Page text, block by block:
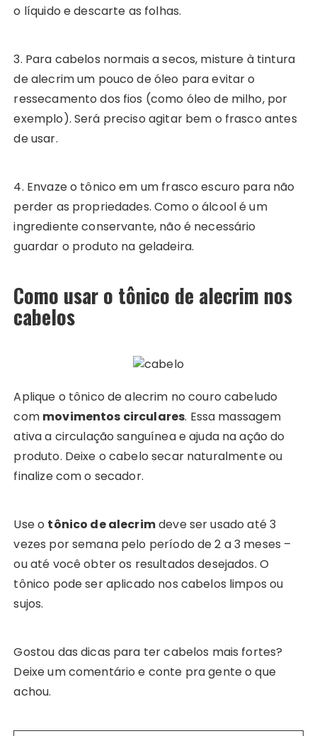
o líquido e descarte as folhas.
3. Para cabelos normais a secos, misture à tintura
de alecrim um pouco de óleo para evitar o
ressecamento dos fios (como óleo de milho, por
exemplo). Será preciso agitar bem o frasco antes
de usar.
4. Envaze o tônico em um frasco escuro para não
perder as propriedades. Como o álcool é um
ingrediente conservante, não é necessário
guardar o produto na geladeira.
Como usar o tônico de alecrim nos
cabelos
Aplique o tônico de alecrim no couro cabeludo
com movimentos circulares. Essa massagem
ativa a circulação sanguínea e ajuda na ação do
produto. Deixe o cabelo secar naturalmente ou
finalize com o secador.
Use o tônico de alecrimdeve ser usado até 3
vezes por semana pelo período de 2 a 3 meses –
ou até você obter os resultados desejados. O
tônico pode ser aplicado nos cabelos limpos ou
sujos.
Gostou das dicas para ter cabelos mais fortes?
Deixe um comentário e conte pra gente o que
achou.